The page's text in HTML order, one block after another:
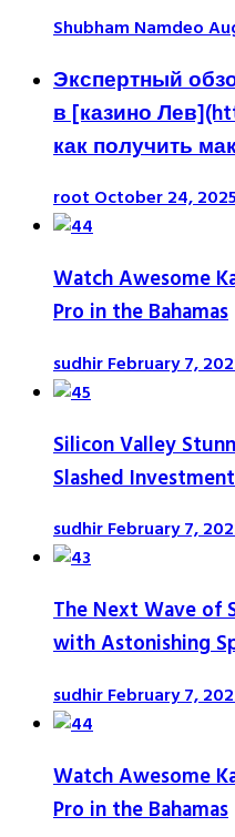
Shubham Namdeo
Экспертный
в [казино
как получить
rootOctober 24,
Watch Awesome
Pro in the Bahamas
sudhirFebruary 7,
Silicon Valley
Slashed
sudhirFebruary 7,
The Next Wave of
with Astonishing
sudhirFebruary 7,
Watch Awesome
Pro in the Bahamas